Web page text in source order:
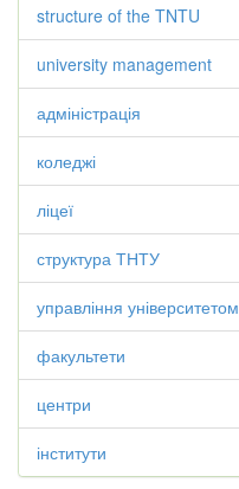
structure of the TNTU
university management
адміністрація
коледжі
ліцеї
структура ТНТУ
управління університетом
факультети
центри
інститути